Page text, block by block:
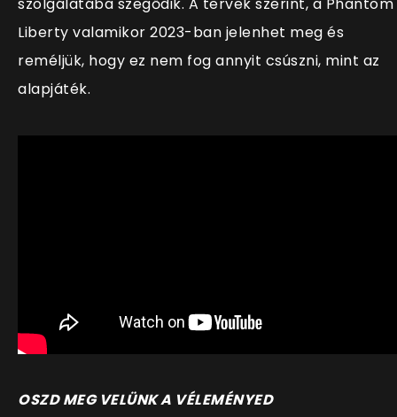
szolgálatába szegődik. A tervek szerint, a Phantom
Liberty valamikor 2023-ban jelenhet meg és
reméljük, hogy ez nem fog annyit csúszni, mint az
alapjáték.
OSZD MEG VELÜNK A VÉLEMÉNYED